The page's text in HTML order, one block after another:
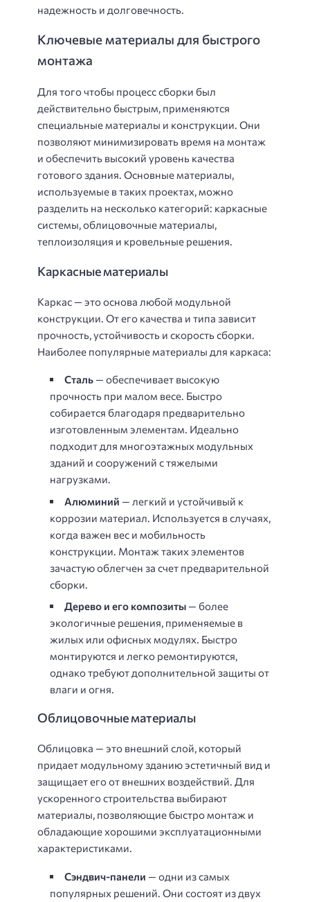
надежность и долговечность.
Ключевые материалы для быстрого
монтажа
Для того чтобы процесс сборки был
действительно быстрым, применяются
специальные материалы и конструкции. Они
позволяют минимизировать время на монтаж
и обеспечить высокий уровень качества
готового здания. Основные материалы,
используемые в таких проектах, можно
разделить на несколько категорий: каркасные
системы, облицовочные материалы,
теплоизоляция и кровельные решения.
Каркасные материалы
Каркас — это основа любой модульной
конструкции. От его качества и типа зависит
прочность, устойчивость и скорость сборки.
Наиболее популярные материалы для каркаса:
Сталь — обеспечивает высокую
прочность при малом весе. Быстро
собирается благодаря предварительно
изготовленным элементам. Идеально
подходит для многоэтажных модульных
зданий и сооружений с тяжелыми
нагрузками.
Алюминий — легкий и устойчивый к
коррозии материал. Используется в случаях,
когда важен вес и мобильность
конструкции. Монтаж таких элементов
зачастую облегчен за счет предварительной
сборки.
Дерево и его композиты — более
экологичные решения, применяемые в
жилых или офисных модулях. Быстро
монтируются и легко ремонтируются,
однако требуют дополнительной защиты от
влаги и огня.
Облицовочные материалы
Облицовка — это внешний слой, который
придает модульному зданию эстетичный вид и
защищает его от внешних воздействий. Для
ускоренного строительства выбирают
материалы, позволяющие быстро монтаж и
обладающие хорошими эксплуатационными
характеристиками.
Сэндвич-панели — одни из самых
популярных решений. Они состоят из двух